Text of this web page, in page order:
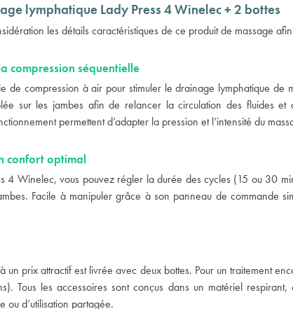
lymphatique Lady Press 4 Winelec + 2 bottes
les détails caractéristiques de ce produit de massage
compression séquentielle
de compression à air pour stimuler le drainage lymphatique
sur les jambes afin de relancer la circulation des fluides
permettent d’adapter la pression et l’intensité du
confort optimal
4 Winelec, vous pouvez régler la durée des cycles (15 ou 30
Facile à manipuler grâce à son panneau de commande
prix attractif est livrée avec deux bottes. Pour un traitement
Tous les accessoires sont conçus dans un matériel
ou d’utilisation partagée.